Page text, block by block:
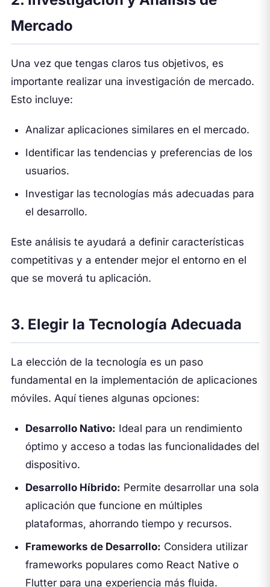
Mercado
Una vez que tengas claros tus objetivos, es
importante realizar una investigación de mercado.
Esto incluye:
Analizar aplicaciones similares en el mercado.
Identificar las tendencias y preferencias de los
usuarios.
Investigar las tecnologías más adecuadas para
el desarrollo.
Este análisis te ayudará a definir características
competitivas y a entender mejor el entorno en el
que se moverá tu aplicación.
3. Elegir la Tecnología Adecuada
La elección de la tecnología es un paso
fundamental en la implementación de aplicaciones
móviles. Aquí tienes algunas opciones:
Desarrollo Nativo: Ideal para un rendimiento
óptimo y acceso a todas las funcionalidades del
dispositivo.
Desarrollo Híbrido: Permite desarrollar una sola
aplicación que funcione en múltiples
plataformas, ahorrando tiempo y recursos.
Frameworks de Desarrollo: Considera utilizar
frameworks populares como React Native o
Flutter para una experiencia más fluida.